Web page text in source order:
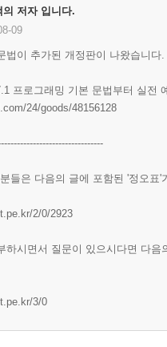
환
워드
장소: 스택과 힙
을 가리키는 변수
저자 입니다.
09
법이 추가된 개정판이 나왔습니다.
프로그래밍 기본 문법부터 실전
24/goods/48156128
들은 다음의 글에 포함된 '정오표'
2/0/2923
하시면서 질문이 있으시다면 다
3/0